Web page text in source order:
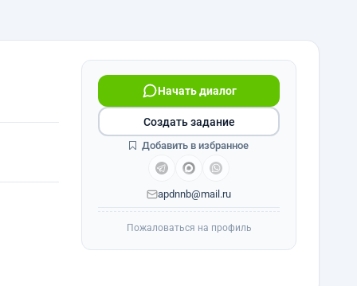
Начать диалог
apdnnb@mail.ru
Создать задание
Добавить в избранное
Пожаловаться на профиль